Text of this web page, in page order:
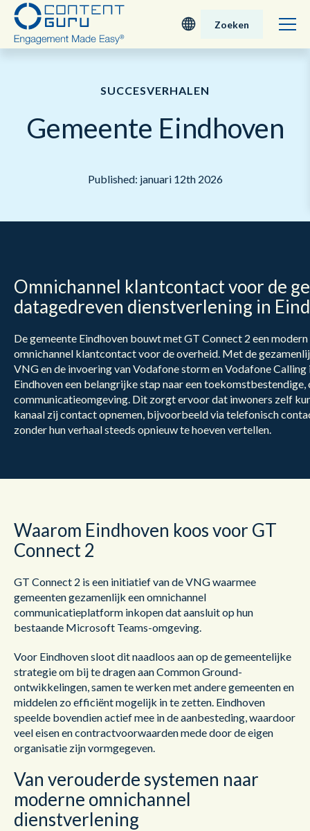
Nederlands
Zoeken
SUCCESVERHALEN
Gemeente Eindhoven
Published: januari 12th 2026
Omnichannel klantcontact voor de
datagedreven dienstverlening in
De gemeente Eindhoven bouwt met GT Connect 2 een
omnichannel klantcontact voor de overheid. Met de
VNG en de invoering van Vodafone storm en Vodafone
Eindhoven een belangrijke stap naar een
communicatieomgeving. Dit zorgt ervoor dat inwoners zelf
kanaal zij contact opnemen, bijvoorbeeld via telefonisch
zonder hun verhaal steeds opnieuw te hoeven vertellen.
Waarom Eindhoven koos voor GT
Connect 2
GT Connect 2 is een initiatief van de VNG waarmee
gemeenten gezamenlijk een omnichannel
communicatieplatform inkopen dat aansluit op hun
bestaande Microsoft Teams-omgeving.
Voor Eindhoven sloot dit naadloos aan op de gemeentelijke
strategie om bij te dragen aan Common Ground-
ontwikkelingen, samen te werken met andere gemeenten en
middelen zo efficiënt mogelijk in te zetten. Eindhoven
speelde bovendien actief mee in de aanbesteding, waardoor
veel eisen en contractvoorwaarden mede door de eigen
organisatie zijn vormgegeven.
Van verouderde systemen naar
moderne omnichannel
dienstverlening